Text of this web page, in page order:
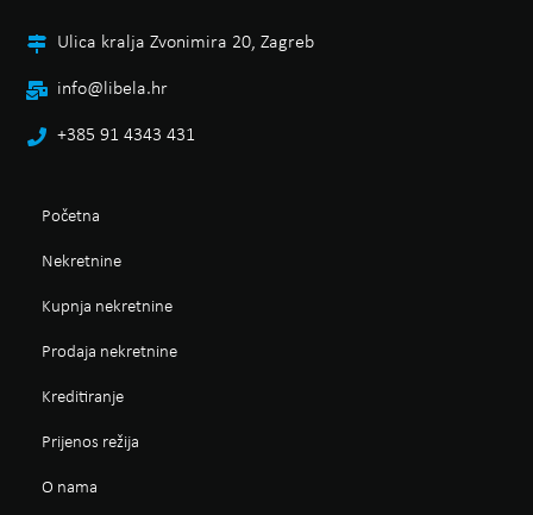
Ulica kralja Zvonimira 20, Zagreb
info@libela.hr
+385 91 4343 431
Početna
Nekretnine
Kupnja nekretnine
Prodaja nekretnine
Kreditiranje
Prijenos režija
O nama